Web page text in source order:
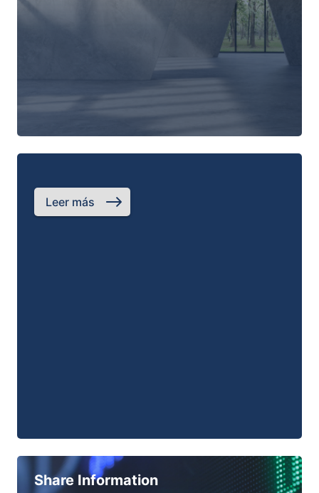
Leer más
Share Information